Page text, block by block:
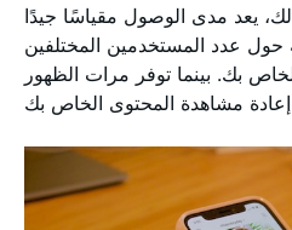
يعد مدى الوصول مقياسًا جيدًا
عدد المستخدمين المختلفين
بك. بينما توفر مرات الظهور